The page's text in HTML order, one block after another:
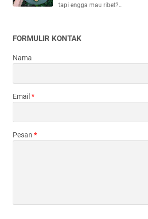
tapi engga mau ribet?…
FORMULIR KONTAK
Nama
Email *
Pesan *